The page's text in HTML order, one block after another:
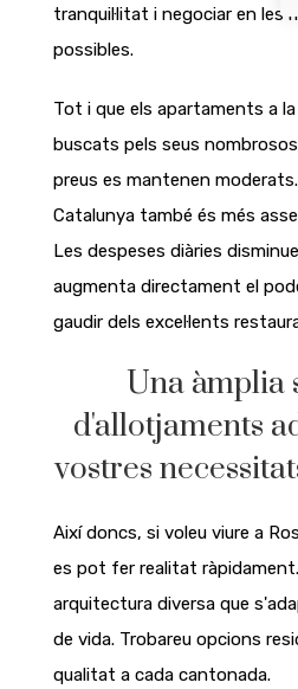
tranquil·litat i negociar en les
possibles.
Tot i que els apartaments a
buscats pels seus
preus es mantenen
Catalunya també és més
Les despeses diàries
augmenta directament el
gaudir dels excel·lents
Una àmplia
d'allotjaments
vostres
Així doncs, si voleu viure a
es pot fer realitat
arquitectura diversa que
de vida. Trobareu opcions
qualitat a cada cantonada.